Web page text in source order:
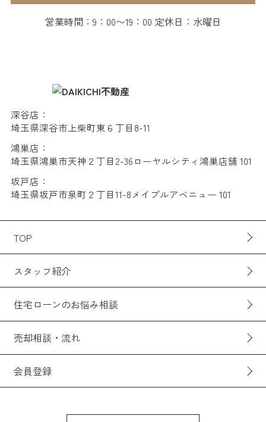
営業時間：9：00〜19：00 定休日：水曜日
深谷店：
埼玉県深谷市上柴町東６丁目8-11
鴻巣店：
埼玉県鴻巣市天神２丁目2-36ローヤルシティ鴻巣店舗 101
坂戸店：
埼玉県坂戸市泉町２丁目11-8メイプルアベニュー 101
TOP
スタッフ紹介
住宅ローンのお悩み相談
売却相談・流れ
会員登録